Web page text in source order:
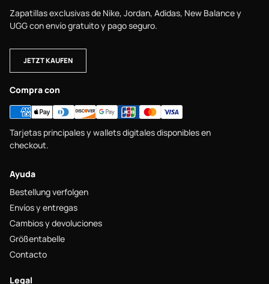
Zapatillas exclusivas de Nike, Jordan, Adidas, New Balance y
UGG con envío gratuito y pago seguro.
JETZT KAUFEN
Compra con
Tarjetas principales y wallets digitales disponibles en
checkout.
Ayuda
Bestellung verfolgen
Envíos y entregas
Cambios y devoluciones
Größentabelle
Contacto
Legal